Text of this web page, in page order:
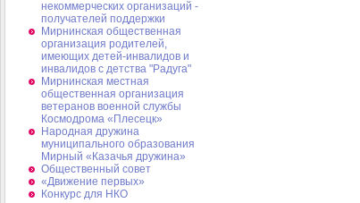
некоммерческих организаций -
получателей поддержки
Мирнинская общественная
организация родителей,
имеющих детей-инвалидов и
инвалидов с детства "Радуга"
Мирнинская местная
общественная организация
ветеранов военной службы
Космодрома «Плесецк»
Народная дружина
муниципального образования
Мирный «Казачья дружина»
Общественный совет
«Движение первых»
Конкурс для НКО